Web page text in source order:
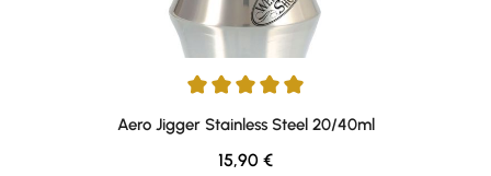
Durchschnittliche Bewertung von 5 von 5 Sternen
Aero Jigger Stainless Steel 20/40ml
Regulärer Preis:
15,90 €